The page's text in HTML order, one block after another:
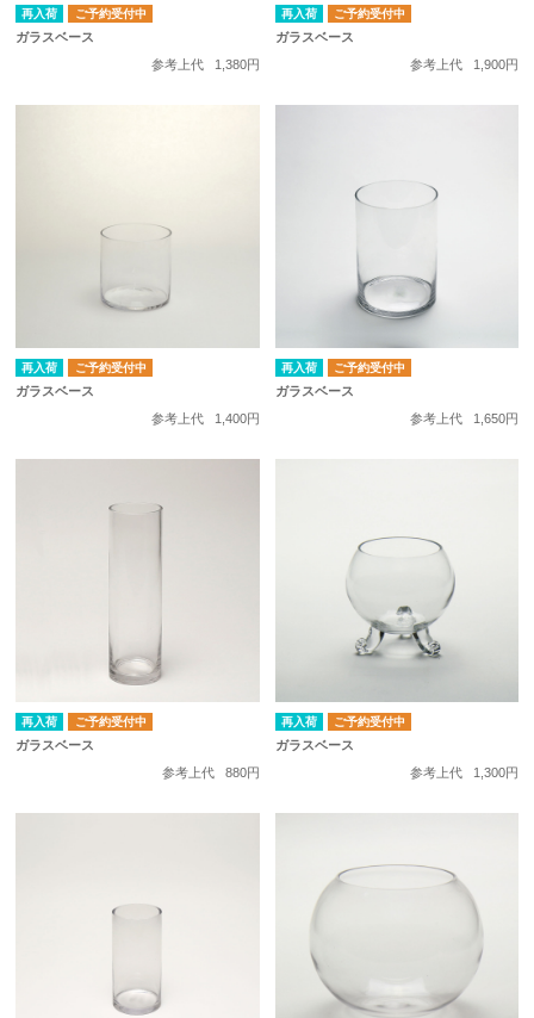
再入荷 ご予約受付中
ガラスベース
参考上代
1,380円
再入荷 ご予約受付中
ガラスベース
参考上代
1,900円
再入荷 ご予約受付中
ガラスベース
参考上代
1,400円
再入荷 ご予約受付中
ガラスベース
参考上代
1,650円
再入荷 ご予約受付中
ガラスベース
参考上代
880円
再入荷 ご予約受付中
ガラスベース
参考上代
1,300円